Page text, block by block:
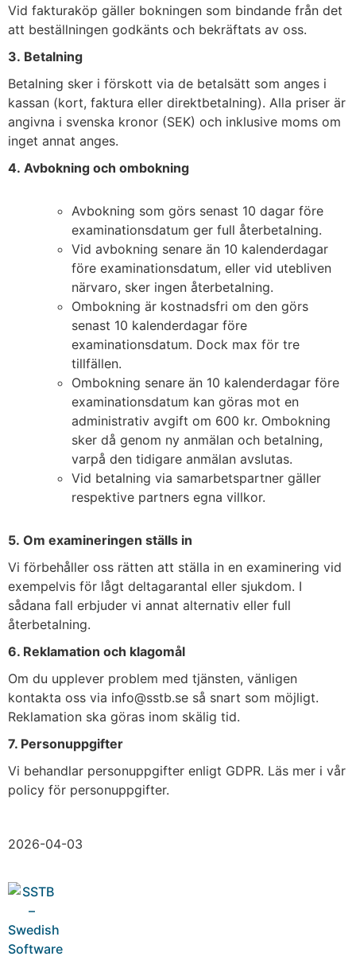
Vid fakturaköp gäller bokningen som bindande från det
att beställningen godkänts och bekräftats av oss.
3. Betalning
Betalning sker i förskott via de betalsätt som anges i
kassan (kort, faktura eller direktbetalning). Alla priser är
angivna i svenska kronor (SEK) och inklusive moms om
inget annat anges.
4. Avbokning och ombokning
Avbokning som görs senast 10 dagar före
examinationsdatum ger full återbetalning.
Vid avbokning senare än 10 kalenderdagar
före examinationsdatum, eller vid utebliven
närvaro, sker ingen återbetalning.
Ombokning är kostnadsfri om den görs
senast 10 kalenderdagar före
examinationsdatum. Dock max för tre
tillfällen.
Ombokning senare än 10 kalenderdagar före
examinationsdatum kan göras mot en
administrativ avgift om 600 kr. Ombokning
sker då genom ny anmälan och betalning,
varpå den tidigare anmälan avslutas.
Vid betalning via samarbetspartner gäller
respektive partners egna villkor.
5. Om examineringen ställs in
Vi förbehåller oss rätten att ställa in en examinering vid
exempelvis för lågt deltagarantal eller sjukdom. I
sådana fall erbjuder vi annat alternativ eller full
återbetalning.
6. Reklamation och klagomål
Om du upplever problem med tjänsten, vänligen
kontakta oss via info@sstb.se så snart som möjligt.
Reklamation ska göras inom skälig tid.
7. Personuppgifter
Vi behandlar personuppgifter enligt GDPR. Läs mer i vår
policy för personuppgifter.
2026-04-03